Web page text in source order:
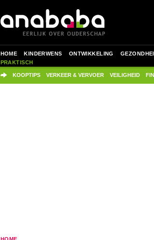
HOME KINDERWENS ONTWIKKELING
PRAKTISCH
KOOPTIPS VERKEER & VERVOER VEILIGHEID